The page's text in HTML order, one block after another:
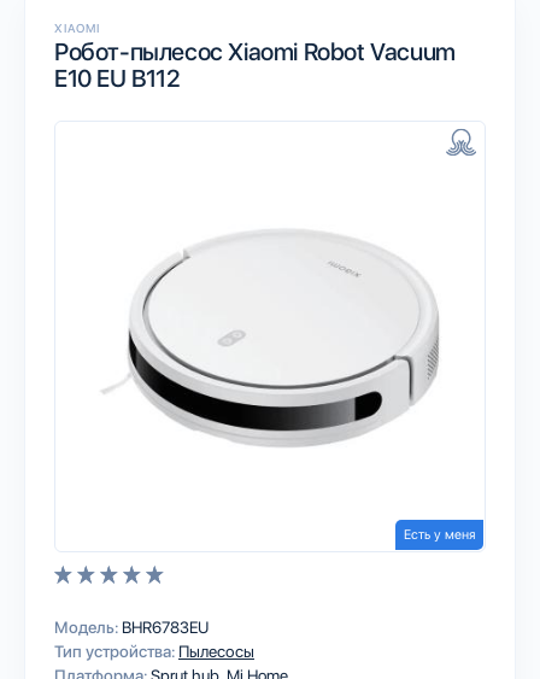
XIAOMI
Робот-пылесос Xiaomi Robot Vacuum
E10 EU B112
Есть у меня
Модель: BHR6783EU
Тип устройства: Пылесосы
Платформа:Sprut.hub Mi Home